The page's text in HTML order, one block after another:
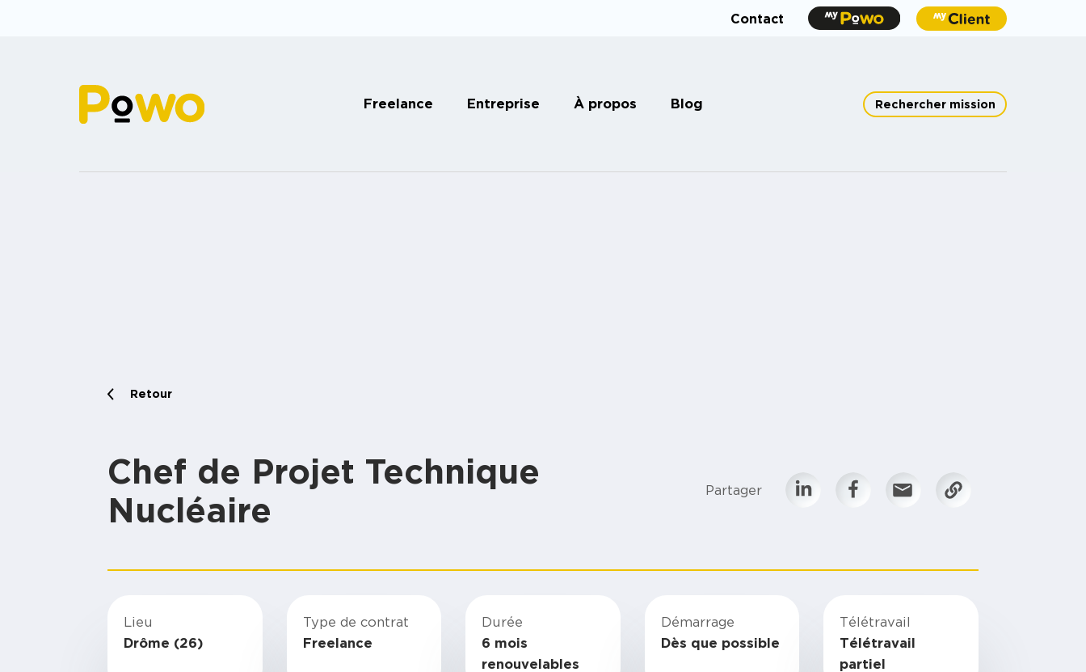
Contact
Freelance Entreprise À propos Blog Rechercher mission
Retour
Chef de Projet Technique
Nucléaire
Partager
Lieu
Drôme (26)
Type de contrat
Freelance
Durée
6 mois
renouvelables
Démarrage
Dès que possible
Télétravail
Télétravail
partiel